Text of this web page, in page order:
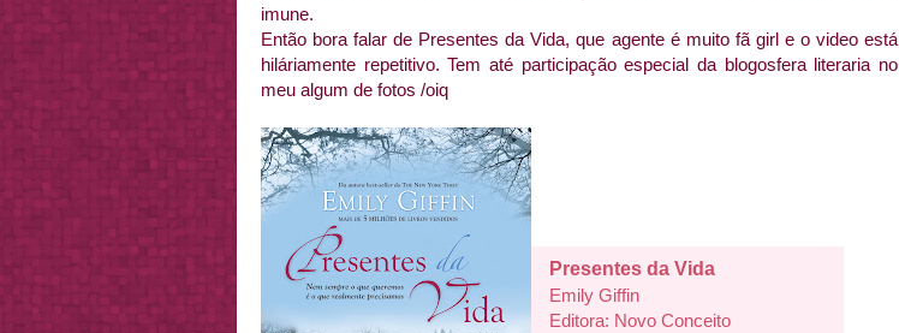
imune.
Então bora falar de Presentes da Vida, que agente é muito fã girl e o video está
hiláriamente repetitivo. Tem até participação especial da blogosfera literaria no
meu algum de fotos /oiq
Presentes da Vida
Emily Giffin
Editora: Novo Conceito